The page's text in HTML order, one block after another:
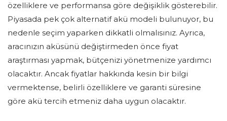
özelliklere ve performansa göre değişiklik gösterebilir.
Piyasada pek çok alternatif akü modeli bulunuyor, bu
nedenle seçim yaparken dikkatli olmalısınız. Ayrıca,
aracınızın aküsünü değiştirmeden önce fiyat
araştırması yapmak, bütçenizi yönetmenize yardımcı
olacaktır. Ancak fiyatlar hakkında kesin bir bilgi
vermektense, belirli özelliklere ve garanti süresine
göre akü tercih etmeniz daha uygun olacaktır.